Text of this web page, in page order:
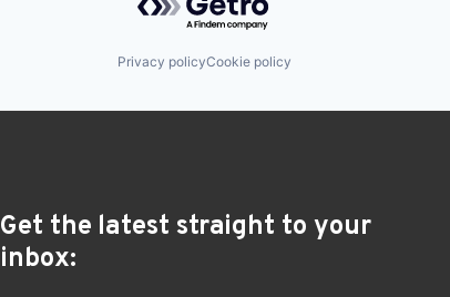
Privacy policyCookie policy
Get the latest straight to your
inbox: